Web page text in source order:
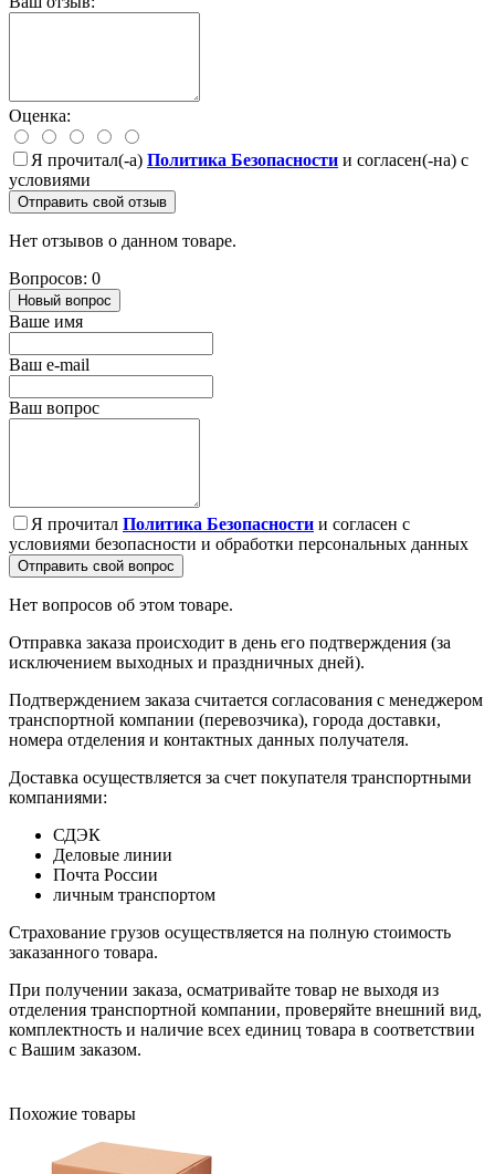
Оценка:
Я прочитал(-а) Политика Безопасности и согласен(-на) с
условиями
Отправить свой отзыв
Нет отзывов о данном товаре.
Вопросов: 0
Новый вопрос
Ваше имя
Ваш e-mail
Ваш вопрос
Я прочитал Политика Безопасности и согласен с
условиями безопасности и обработки персональных данных
Отправить свой вопрос
Нет вопросов об этом товаре.
Отправка заказа происходит в день его подтверждения (за
исключением выходных и праздничных дней).
Подтверждением заказа считается согласования с менеджером
транспортной компании (перевозчика), города доставки,
номера отделения и контактных данных получателя.
Доставка осуществляется за счет покупателя транспортными
компаниями:
СДЭК
Деловые линии
Почта России
личным транспортом
Страхование грузов осуществляется на полную стоимость
заказанного товара.
При получении заказа, осматривайте товар не выходя из
отделения транспортной компании, проверяйте внешний вид,
комплектность и наличие всех единиц товара в соответствии
с Вашим заказом.
Похожие товары